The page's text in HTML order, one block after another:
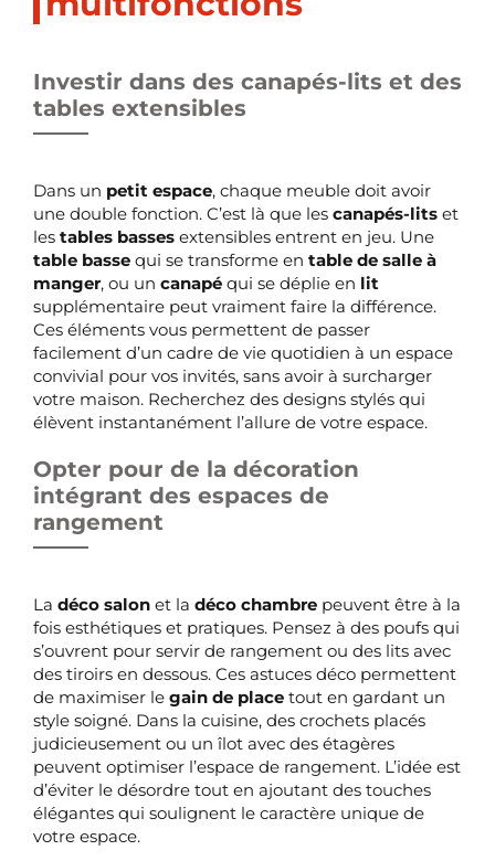
Investir dans des canapés-lits et des
tables extensibles
Dans un petit espace, chaque meuble doit avoir
une double fonction. C’est là que les canapés-lits et
les tables basses extensibles entrent en jeu. Une
table basse qui se transforme en table de salle à
manger, ou un canapé qui se déplie en lit
supplémentaire peut vraiment faire la différence.
Ces éléments vous permettent de passer
facilement d’un cadre de vie quotidien à un espace
convivial pour vos invités, sans avoir à surcharger
votre maison. Recherchez des designs stylés qui
élèvent instantanément l’allure de votre espace.
Opter pour de la décoration
intégrant des espaces de
rangement
La déco salon et la déco chambre peuvent être à la
fois esthétiques et pratiques. Pensez à des poufs qui
s’ouvrent pour servir de rangement ou des lits avec
des tiroirs en dessous. Ces astuces déco permettent
de maximiser le gain de place tout en gardant un
style soigné. Dans la cuisine, des crochets placés
judicieusement ou un îlot avec des étagères
peuvent optimiser l’espace de rangement. L’idée est
d’éviter le désordre tout en ajoutant des touches
élégantes qui soulignent le caractère unique de
votre espace.